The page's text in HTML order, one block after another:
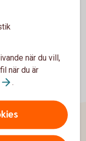
när du vill,
när du är
.